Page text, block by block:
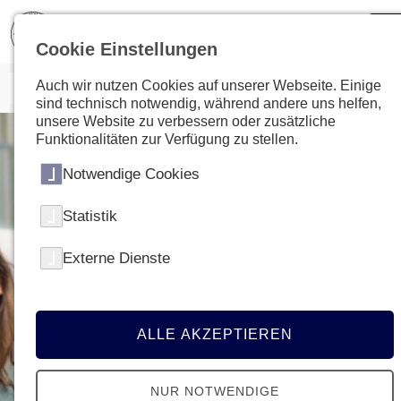
Cookie Einstellungen
Auch wir nutzen Cookies auf unserer Webseite. Einige
sind technisch notwendig, während andere uns helfen,
unsere Website zu verbessern oder zusätzliche
Funktionalitäten zur Verfügung zu stellen.
Notwendige Cookies
Statistik
Externe Dienste
ALLE AKZEPTIEREN
NUR NOTWENDIGE